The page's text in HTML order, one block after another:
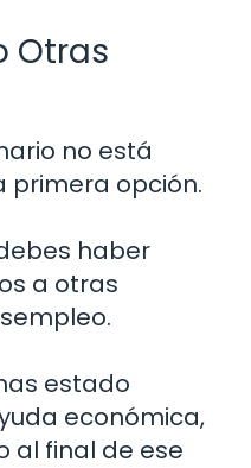
Otras
no está
primera opción.
haber
a otras
estado
económica,
al final de ese